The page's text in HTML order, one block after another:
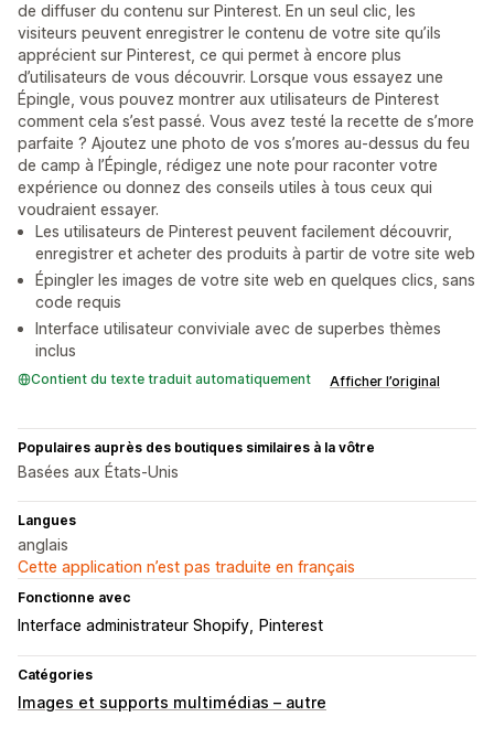
de diffuser du contenu sur Pinterest. En un seul clic, les
visiteurs peuvent enregistrer le contenu de votre site qu’ils
apprécient sur Pinterest, ce qui permet à encore plus
d’utilisateurs de vous découvrir. Lorsque vous essayez une
Épingle, vous pouvez montrer aux utilisateurs de Pinterest
comment cela s’est passé. Vous avez testé la recette de s’more
parfaite ? Ajoutez une photo de vos s’mores au-dessus du feu
de camp à l’Épingle, rédigez une note pour raconter votre
expérience ou donnez des conseils utiles à tous ceux qui
voudraient essayer.
Les utilisateurs de Pinterest peuvent facilement découvrir,
enregistrer et acheter des produits à partir de votre site web
Épingler les images de votre site web en quelques clics, sans
code requis
Interface utilisateur conviviale avec de superbes thèmes
inclus
Contient du texte traduit automatiquement Afficher l’original
Populaires auprès des boutiques similaires à la vôtre
Basées aux États-Unis
Langues
anglais
Cette application n’est pas traduite en français
Fonctionne avec
Interface administrateur Shopify Pinterest
Catégories
Images et supports multimédias – autre